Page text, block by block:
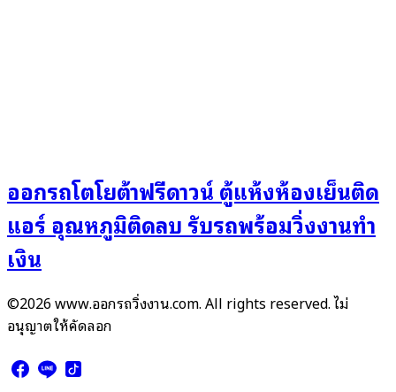
ออกรถโตโยต้าฟรีดาวน์ ตู้แห้งห้องเย็นติด
แอร์ อุณหภูมิติดลบ รับรถพร้อมวิ่งงานทำ
เงิน
©2026 www.ออกรถวิ่งงาน.com. All rights reserved. ไม่
อนุญาตให้คัดลอก